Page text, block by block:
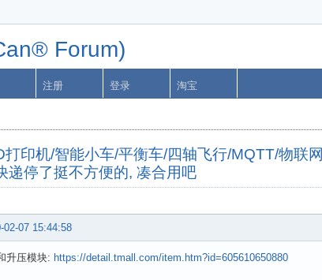
Forum)
注册 登录 淘宝
印机/智能小车/平衡车/四轴飞行/MQTT/物联网
递停了挺不方便的, 凑合用吧
02-07 15:44:58
升压模块: https://detail.tmall.com/item.htm?id=605610650880